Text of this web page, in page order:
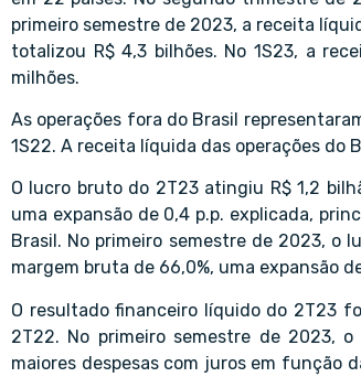
primeiro semestre de 2023, a receita
totalizou R$ 4,3 bilhões. No 1S23, a
milhões.
As operações fora do Brasil
1S22. A receita líquida das operações do
O lucro bruto do 2T23 atingiu R$ 1,2
uma expansão de 0,4 p.p. explicada,
Brasil. No primeiro semestre de 2023, o
margem bruta de 66,0%, uma expansão
O resultado financeiro líquido do 2T23
2T22. No primeiro semestre de 2023,
maiores despesas com juros em função